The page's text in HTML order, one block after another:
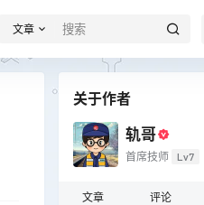
文章
关于作者
轨哥
首席技师 Lv7
文章 评论